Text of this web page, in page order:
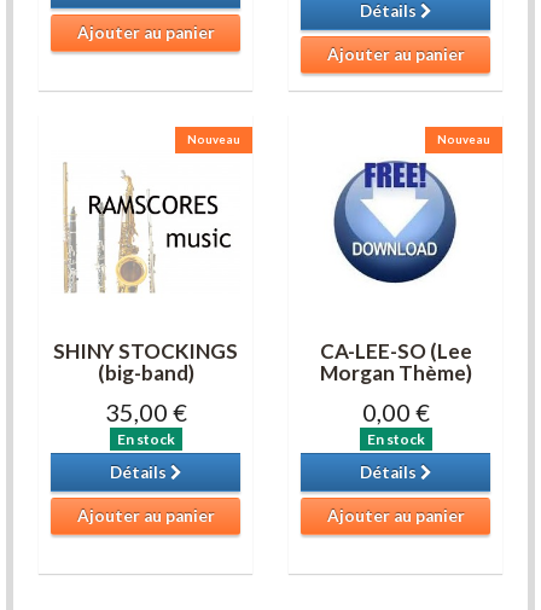
Ajouter au panier
Détails
Ajouter au panier
Nouveau
SHINY STOCKINGS
(big-band)
35,00 €
En stock
Détails
Ajouter au panier
Nouveau
CA-LEE-SO (Lee
Morgan Thème)
0,00 €
En stock
Détails
Ajouter au panier